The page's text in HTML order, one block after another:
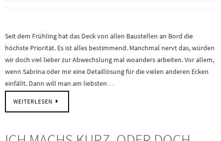
Seit dem Frühling hat das Deck von allen Baustellen an Bord die
höchste Priorität. Es ist alles bestimmend. Manchmal nervt das, würden
wir doch viel lieber zur Abwechslung mal woanders arbeiten. Vor allem,
wenn Sabrina oder mir eine Detaillösung für die vielen anderen Ecken
einfällt. Dann will man am liebsten…
WEITERLESEN